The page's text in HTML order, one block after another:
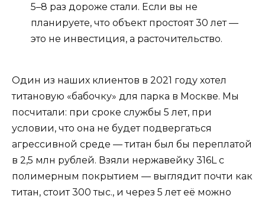
5–8 раз дороже стали. Если вы не
планируете, что объект простоят 30 лет —
это не инвестиция, а расточительство.
Один из наших клиентов в 2021 году хотел
титановую «бабочку» для парка в Москве. Мы
посчитали: при сроке службы 5 лет, при
условии, что она не будет подвергаться
агрессивной среде — титан был бы переплатой
в 2,5 млн рублей. Взяли нержавейку 316L с
полимерным покрытием — выглядит почти как
титан, стоит 300 тыс., и через 5 лет её можно